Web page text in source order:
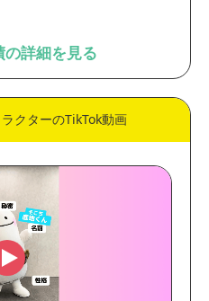
の詳細を見る
クターのTikTok動画